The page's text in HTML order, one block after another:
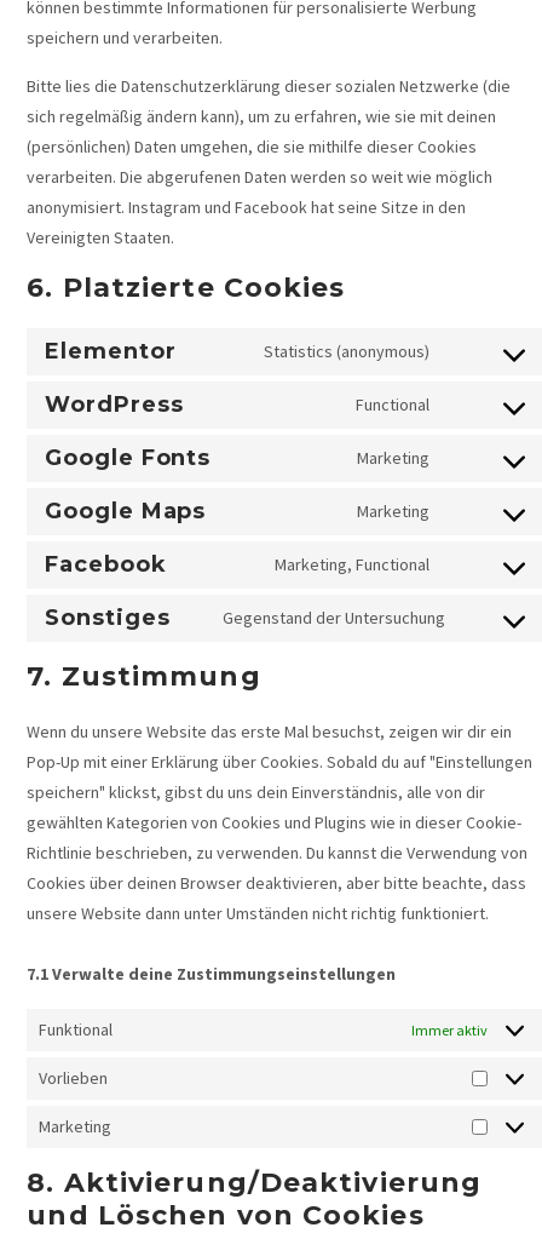
können bestimmte Informationen für personalisierte Werbung
speichern und verarbeiten.
Bitte lies die Datenschutzerklärung dieser sozialen Netzwerke (die
sich regelmäßig ändern kann), um zu erfahren, wie sie mit deinen
(persönlichen) Daten umgehen, die sie mithilfe dieser Cookies
verarbeiten. Die abgerufenen Daten werden so weit wie möglich
anonymisiert. Instagram und Facebook hat seine Sitze in den
Vereinigten Staaten.
6. Platzierte Cookies
Elementor Statistics (anonymous)
WordPress Functional
Google Fonts Marketing
Google Maps Marketing
Facebook Marketing, Functional
Sonstiges Gegenstand der Untersuchung
7. Zustimmung
Wenn du unsere Website das erste Mal besuchst, zeigen wir dir ein
Pop-Up mit einer Erklärung über Cookies. Sobald du auf "Einstellungen
speichern" klickst, gibst du uns dein Einverständnis, alle von dir
gewählten Kategorien von Cookies und Plugins wie in dieser Cookie-
Richtlinie beschrieben, zu verwenden. Du kannst die Verwendung von
Cookies über deinen Browser deaktivieren, aber bitte beachte, dass
unsere Website dann unter Umständen nicht richtig funktioniert.
7.1 Verwalte deine Zustimmungseinstellungen
Funktional Immer aktiv
Vorlieben
Marketing
8. Aktivierung/Deaktivierung
und Löschen von Cookies